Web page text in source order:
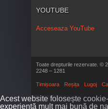
YOUTUBE
Acceseaza YouTube
Toate drepturile rezervate. ©
2248 – 1281
Timișoara Reșița Lugoj
Acest website folosește
experiență mult mai bună de